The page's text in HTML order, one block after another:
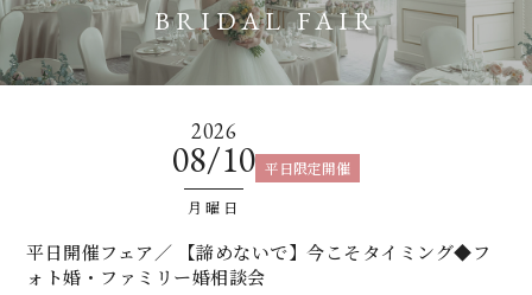
BRIDAL FAIR
2026
08/10
月曜日
平日限定開催
平日開催フェア／ 【諦めないで】今こそタイミング◆フ
ォト婚・ファミリー婚相談会